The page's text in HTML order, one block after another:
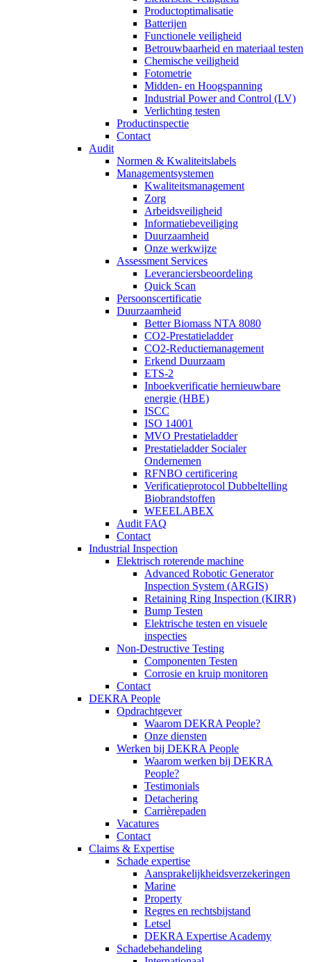
Productoptimalisatie
Batterijen
Functionele veiligheid
Betrouwbaarheid en materiaal testen
Chemische veiligheid
Fotometrie
Midden- en Hoogspanning
Industrial Power and Control (LV)
Verlichting testen
Productinspectie
Contact
Audit
Normen & Kwaliteitslabels
Managementsystemen
Kwaliteitsmanagement
Zorg
Arbeidsveiligheid
Informatiebeveiliging
Duurzaamheid
Onze werkwijze
Assessment Services
Leveranciersbeoordeling
Quick Scan
Persoonscertificatie
Duurzaamheid
Better Biomass NTA 8080
CO2-Prestatieladder
CO2-Reductiemanagement
Erkend Duurzaam
ETS-2
Inboekverificatie hernieuwbare
energie (HBE)
ISCC
ISO 14001
MVO Prestatieladder
Prestatieladder Socialer
Ondernemen
RFNBO certificering
Verificatieprotocol Dubbeltelling
Biobrandstoffen
WEEELABEX
Audit FAQ
Contact
Industrial Inspection
Elektrisch roterende machine
Advanced Robotic Generator
Inspection System (ARGIS)
Retaining Ring Inspection (KIRR)
Bump Testen
Elektrische testen en visuele
inspecties
Non-Destructive Testing
Componenten Testen
Corrosie en kruip monitoren
Contact
DEKRA People
Opdrachtgever
Waarom DEKRA People?
Onze diensten
Werken bij DEKRA People
Waarom werken bij DEKRA
People?
Testimonials
Detachering
Carrièrepaden
Vacatures
Contact
Claims & Expertise
Schade expertise
Aansprakelijkheidsverzekeringen
Marine
Property
Regres en rechtsbijstand
Letsel
DEKRA Expertise Academy
Schadebehandeling